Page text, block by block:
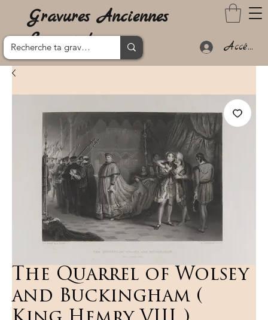
Gravures Anciennes
Lanzarote
Accéder
The Quarrel of Wolsey
and Buckingham (